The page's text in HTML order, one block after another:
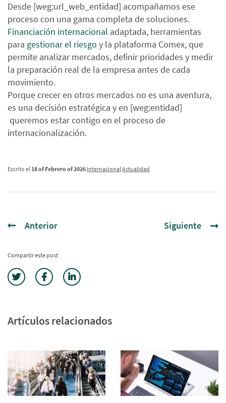
Desde [weg:url_web_entidad] acompañamos ese
proceso con una gama completa de soluciones.
Financiación internacional adaptada, herramientas
para gestionar el riesgo y la plataforma Comex, que
permite analizar mercados, definir prioridades y medir
la preparación real de la empresa antes de cada
movimiento.
Porque crecer en otros mercados no es una aventura,
es una decisión estratégica y en [weg:entidad]
queremos estar contigo en el proceso de
internacionalización.
Escrito el 18 of Febrero of 2026 Internacional Actualidad
Anterior Siguiente
Compartir este post
Artículos relacionados